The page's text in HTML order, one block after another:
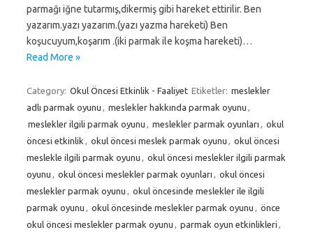
parmağı iğne tutarmış,dikermiş gibi hareket ettirilir. Ben
yazarım.yazı yazarım.(yazı yazma hareketi) Ben
koşucuyum,koşarım .(iki parmak ile koşma hareketi)…
Read More »
Category: Okul Öncesi Etkinlik - Faaliyet Etiketler: meslekler
adlı parmak oyunu
meslekler hakkında parmak oyunu
meslekler ilgili parmak oyunu
meslekler parmak oyunları
okul
öncesi etkinlik
okul öncesi meslek parmak oyunu
okul öncesi
meslekle ilgili parmak oyunu
okul öncesi meslekler ilgili parmak
oyunu
okul öncesi meslekler parmak oyunları
okul öncesi
meslekler parmak oyunu
okul öncesinde meslekler ile ilgili
parmak oyunu
okul öncesinde meslekler parmak oyunu
önce
okul öncesi meslekler parmak oyunu
parmak oyun etkinlikleri